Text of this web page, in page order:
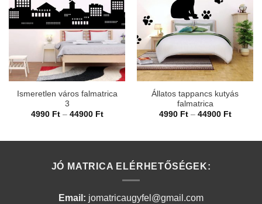
Ismeretlen város falmatrica
3
4990 Ft – 44900 FtÁrtartomány:
Állatos tappancs kutyás
falmatrica
4990 Ft – 44900 Ft
JÓ MATRICA ELÉRHETŐSÉGEK:
Email: jomatricaugyfel@gmail.com